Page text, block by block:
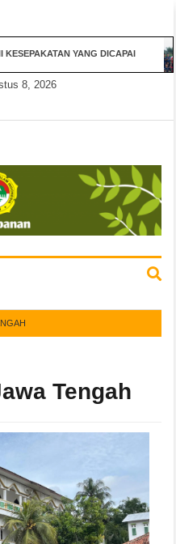
YANG DICAPAI
8, 2026
Tengah